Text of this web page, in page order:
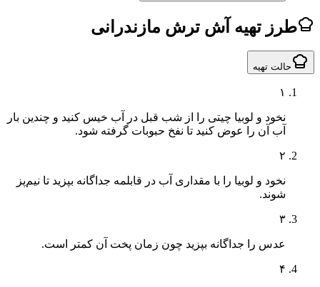
تهیه آش ترش مازندرانی
تهیه
نخود و لوبیا چیتی را از شب قبل در آب خیس کنید و چندین بار
آب آن را عوض کنید تا نفخ حبوبات گرفته شود.
نخود و لوبیا را با مقداری آب در قابلمه جداگانه بپزید تا نیم‌پز
عدس را جداگانه بپزید چون زمان پخت آن کمتر است.